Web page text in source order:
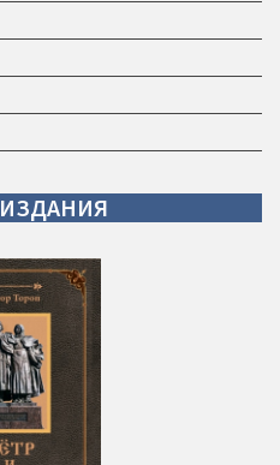
ИЗДАНИЯ